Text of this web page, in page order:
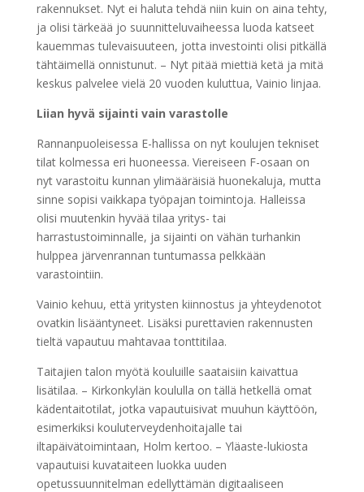
rakennukset. Nyt ei haluta tehdä niin kuin on aina tehty,
ja olisi tärkeää jo suunnitteluvaiheessa luoda katseet
kauemmas tulevaisuuteen, jotta investointi olisi pitkällä
tähtäimellä onnistunut. – Nyt pitää miettiä ketä ja mitä
keskus palvelee vielä 20 vuoden kuluttua, Vainio linjaa.
Liian hyvä sijainti vain varastolle
Rannanpuoleisessa E-hallissa on nyt koulujen tekniset
tilat kolmessa eri huoneessa. Viereiseen F-osaan on
nyt varastoitu kunnan ylimääräisiä huonekaluja, mutta
sinne sopisi vaikkapa työpajan toimintoja. Halleissa
olisi muutenkin hyvää tilaa yritys- tai
harrastustoiminnalle, ja sijainti on vähän turhankin
hulppea järvenrannan tuntumassa pelkkään
varastointiin.
Vainio kehuu, että yritysten kiinnostus ja yhteydenotot
ovatkin lisääntyneet. Lisäksi purettavien rakennusten
tieltä vapautuu mahtavaa tonttitilaa.
Taitajien talon myötä kouluille saataisiin kaivattua
lisätilaa. – Kirkonkylän koululla on tällä hetkellä omat
kädentaitotilat, jotka vapautuisivat muuhun käyttöön,
esimerkiksi kouluterveydenhoitajalle tai
iltapäivätoimintaan, Holm kertoo. – Yläaste-lukiosta
vapautuisi kuvataiteen luokka uuden
opetussuunnitelman edellyttämän digitaaliseen